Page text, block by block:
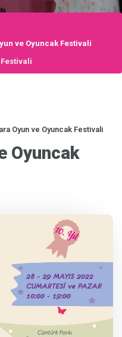
ve Oyuncak Festivali
Oyun ve Oyuncak Festivali
Oyuncak